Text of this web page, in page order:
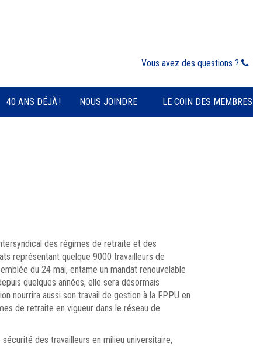
Vous avez des questions ?
40 ANS DÉJÀ ! NOUS JOINDRE LE COIN DES MEMBRES
des régimes de retraite et des
représentant quelque 9000 travailleurs de
du 24 mai, entame un mandat renouvelable
quelques années, elle sera désormais
nourrira aussi son travail de gestion à la FPPU en
de retraite en vigueur dans le réseau de
des travailleurs en milieu universitaire,